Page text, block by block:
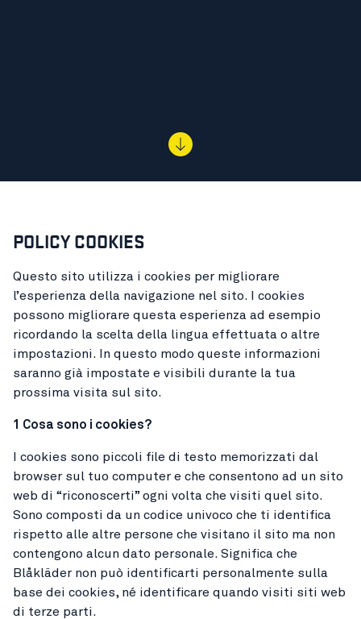
POLICY COOKIES
Questo sito utilizza i cookies per migliorare
l’esperienza della navigazione nel sito. I cookies
possono migliorare questa esperienza ad esempio
ricordando la scelta della lingua effettuata o altre
impostazioni. In questo modo queste informazioni
saranno già impostate e visibili durante la tua
prossima visita sul sito.
1 Cosa sono i cookies?
I cookies sono piccoli file di testo memorizzati dal
browser sul tuo computer e che consentono ad un sito
web di “riconoscerti” ogni volta che visiti quel sito.
Sono composti da un codice univoco che ti identifica
rispetto alle altre persone che visitano il sito ma non
contengono alcun dato personale. Significa che
Blåkläder non può identificarti personalmente sulla
base dei cookies, né identificare quando visiti siti web
di terze parti.